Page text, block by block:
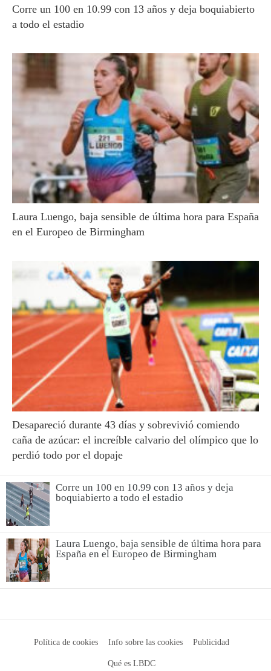
Corre un 100 en 10.99 con 13 años y deja boquiabierto
a todo el estadio
Laura Luengo, baja sensible de última hora para España
en el Europeo de Birmingham
Desapareció durante 43 días y sobrevivió comiendo
caña de azúcar: el increíble calvario del olímpico que lo
perdió todo por el dopaje
Corre un 100 en 10.99 con 13 años y deja
boquiabierto a todo el estadio
Laura Luengo, baja sensible de última hora para
España en el Europeo de Birmingham
Política de cookies Info sobre las cookies Publicidad
Qué es LBDC